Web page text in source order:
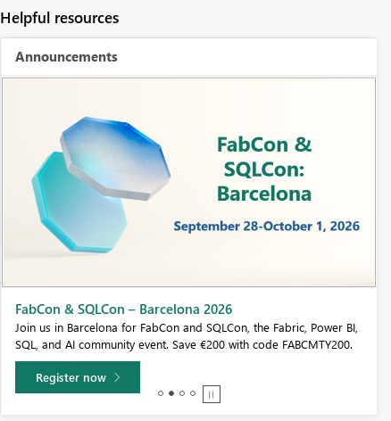
Helpful resources
Announcements
Fabric Community Sticker Challenge - Barcelona 2026
If you love stickers, then you will definitely want to check out our
community sticker challenge, Barcelona edition!
Learn more